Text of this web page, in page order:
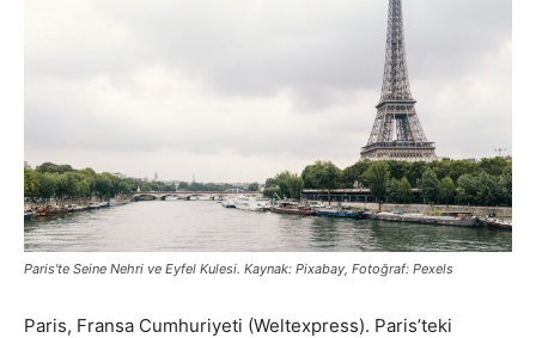
Paris'te Seine Nehri ve Eyfel Kulesi. Kaynak: Pixabay, Fotoğraf: Pexels
Paris, Fransa Cumhuriyeti (Weltexpress). Paris’teki